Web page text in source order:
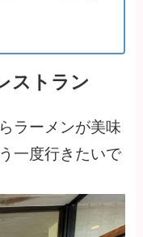
ストラン
ラーメンが美味
一度行きたいで